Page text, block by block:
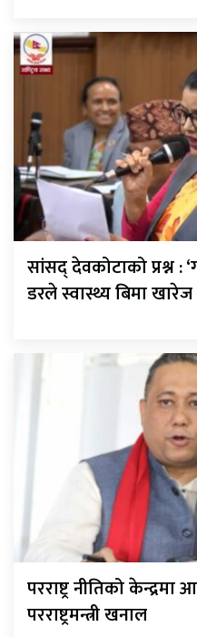
सांसद् देवकोटाको प्रश्न :
डरले स्वास्थ्य बिमा खारेज
परराष्ट्र नीतिको
परराष्ट्रमन्त्री खनाल